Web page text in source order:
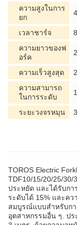
ความสูงในการ
ยก
เวลาชาร์จ
ความยาวของฟ
อร์ค
ความเร็วสูงสุด
ความสามารถ
ในการระดับ
ระยะวงจรหมุน
TOROS Electric
TDF10/15/20/25/
ประหยัด และได้รับกา
ระดับได้ 15% และคว
สมบูรณ์แบบสําหรับกา
อุตสาหกรรมอื่น ๆ. ปร